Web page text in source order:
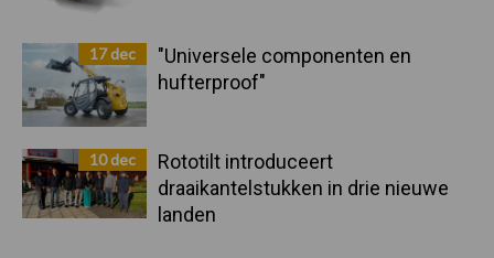
17 dec
"Universele componenten en
hufterproof"
10 dec
Rototilt introduceert
draaikantelstukken in drie nieuwe
landen